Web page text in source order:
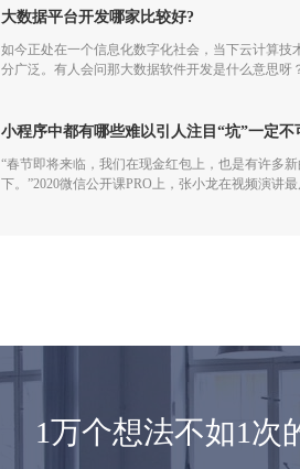
大数据平台开发哪家比较好?
如今正处在一个信息化数字化社会，当下云计算
分广泛。有人会问那大数据软件开发是什么意思呀
小程序中都有哪些难以引人注目“坑”一定不
“春节即将来临，我们在现金红包上，也是有许多
下。”2020微信公开课PRO上，张小龙在视频演讲
1万个想法不如1次